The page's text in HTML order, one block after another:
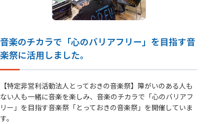
音楽のチカラで「心のバリアフリー」を目指す音
楽祭に活用しました。
【特定非営利活動法人とっておきの音楽祭】障がいのある人も
ない人も一緒に音楽を楽しみ、音楽のチカラで「心のバリアフ
リー」を目指す音楽祭「とっておきの音楽祭」を開催していま
す。